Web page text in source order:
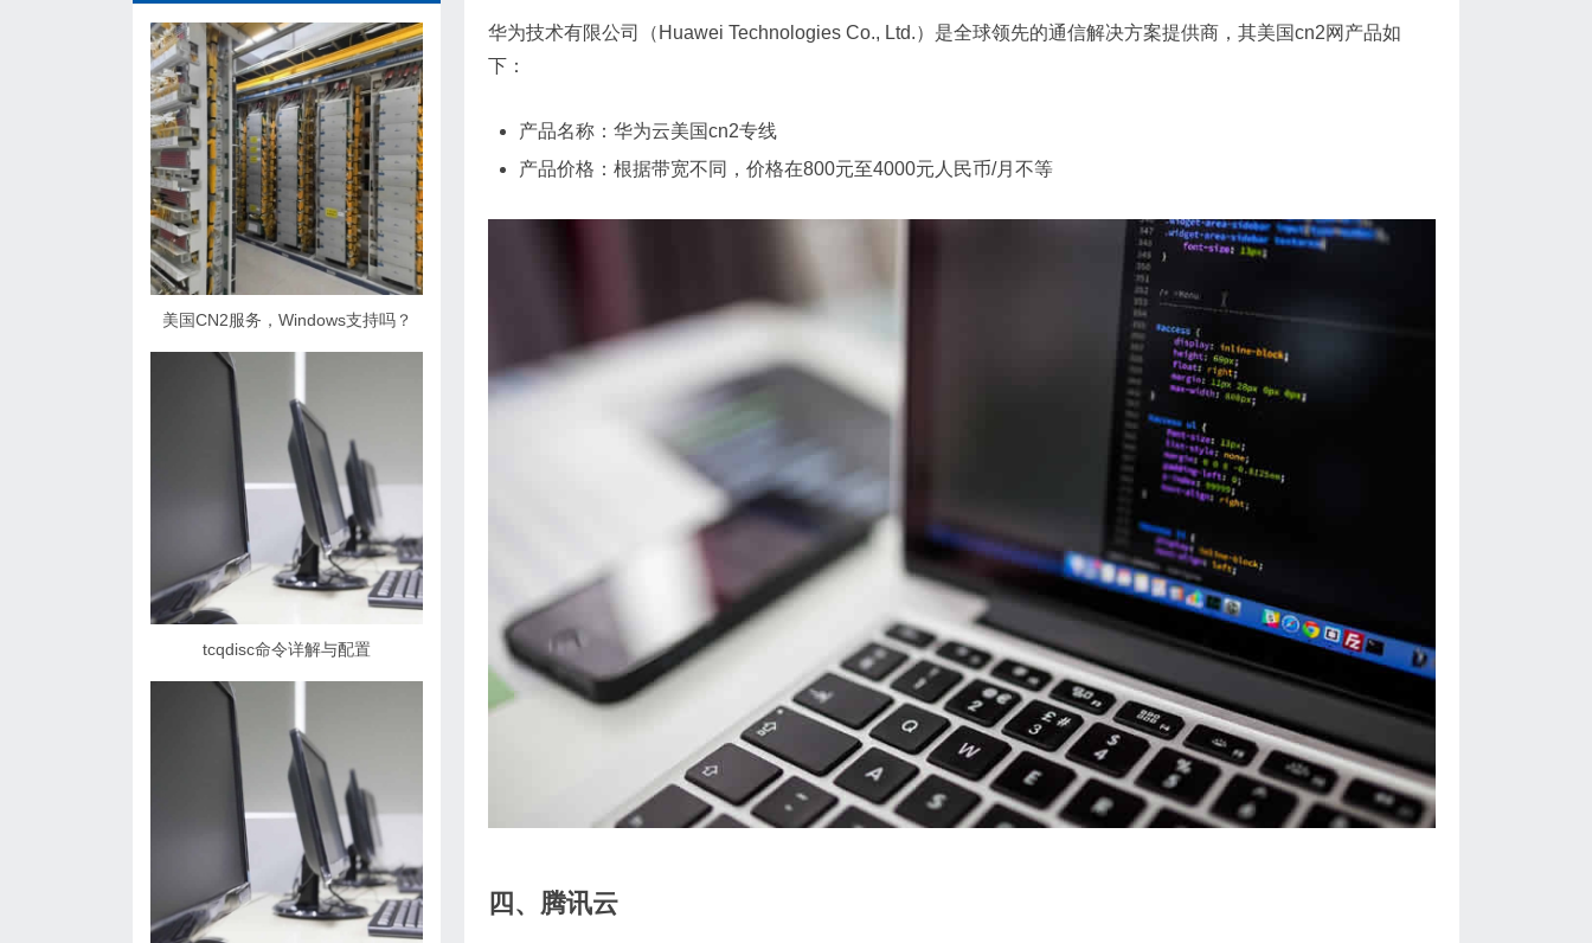
华为技术有限公司（Huawei Technologies Co., Ltd.）是全球领先的通信解决方案提供商，其美国cn2网产品如
下：
产品名称：华为云美国cn2专线
产品价格：根据带宽不同，价格在800元至4000元人民币/月不等
四、腾讯云
美国CN2服务，Windows支持吗？
tcqdisc命令详解与配置